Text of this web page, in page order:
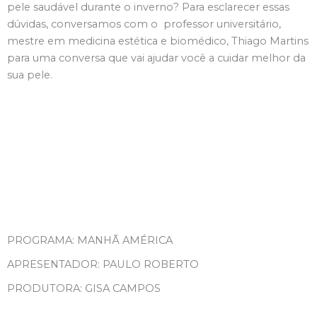
pele saudável durante o inverno? Para esclarecer essas
dúvidas, conversamos com o professor universitário,
mestre em medicina estética e biomédico, Thiago Martins
para uma conversa que vai ajudar você a cuidar melhor da
sua pele.
PROGRAMA: MANHÃ AMÉRICA
APRESENTADOR: PAULO ROBERTO
PRODUTORA: GISA CAMPOS